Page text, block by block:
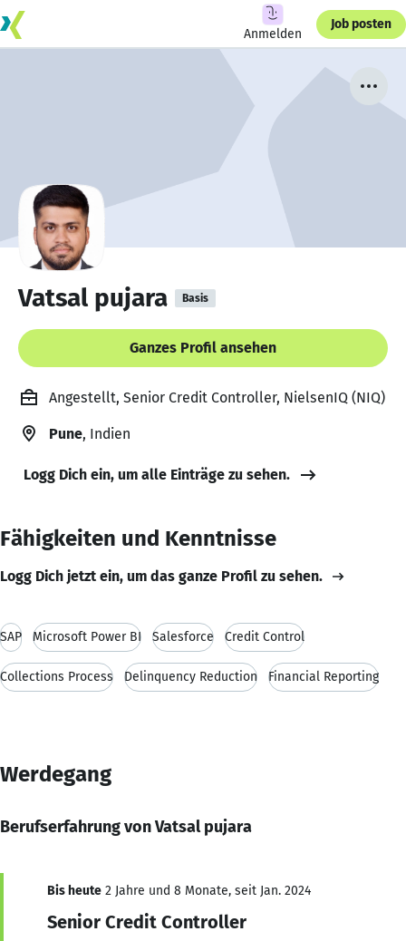
Anmelden
Job posten
Vatsal pujara Basis
Ganzes Profil ansehen
Angestellt, Senior Credit Controller, NielsenIQ (NIQ)
Pune, Indien
Logg Dich ein, um alle Einträge zu sehen.
Fähigkeiten und Kenntnisse
Logg Dich jetzt ein, um das ganze Profil zu sehen.
SAP Microsoft Power BI Salesforce Credit Control
Collections Process Delinquency Reduction Financial Reporting
Werdegang
Berufserfahrung von Vatsal pujara
Bis heute 2 Jahre und 8 Monate, seit Jan. 2024
Senior Credit Controller